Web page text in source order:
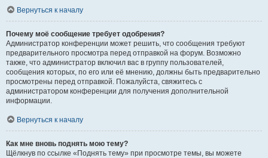
Вернуться к началу
Почему моё сообщение требует одобрения?
Администратор конференции может решить, что сообщения требуют
предварительного просмотра перед отправкой на форум. Возможно
также, что администратор включил вас в группу пользователей,
сообщения которых, по его или её мнению, должны быть предварительно
просмотрены перед отправкой. Пожалуйста, свяжитесь с
администратором конференции для получения дополнительной
информации.
Вернуться к началу
Как мне вновь поднять мою тему?
Щёлкнув по ссылке «Поднять тему» при просмотре темы, вы можете